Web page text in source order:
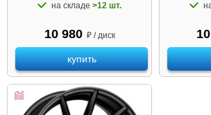
на складе >12 шт.
10 980 ₽ / диск
купить